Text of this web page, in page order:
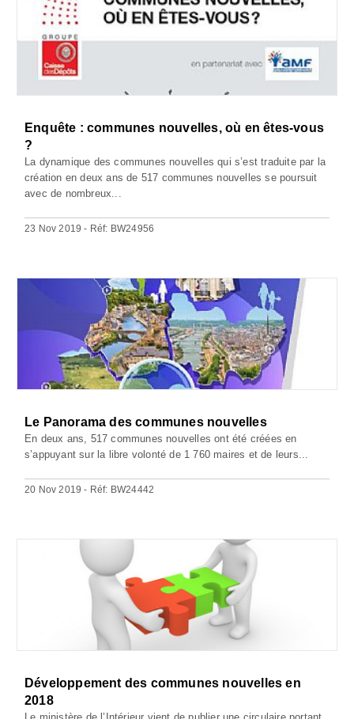
Enquête : communes nouvelles, où en êtes-vous
?
La dynamique des communes nouvelles qui s’est traduite par la
création en deux ans de 517 communes nouvelles se poursuit
avec de nombreux...
23 Nov 2019 - Réf: BW24956
Le Panorama des communes nouvelles
En deux ans, 517 communes nouvelles ont été créées en
s’appuyant sur la libre volonté de 1 760 maires et de leurs...
20 Nov 2019 - Réf: BW24442
Développement des communes nouvelles en
2018